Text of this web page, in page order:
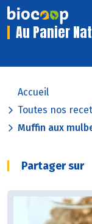
Au Panier
Accueil
Toutes nos
Muffin aux
Partager sur